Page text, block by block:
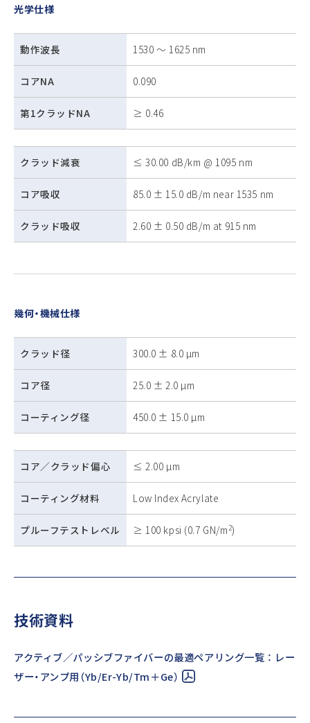
光学仕様
動作波長 1530 ～ 1625 nm
コアNA 0.090
第1クラッドNA ≥ 0.46
クラッド減衰 ≤ 30.00 dB/km @ 1095 nm
コア吸収 85.0 ± 15.0 dB/m near 1535 nm
クラッド吸収 2.60 ± 0.50 dB/m at 915 nm
幾何・機械仕様
クラッド径 300.0 ± 8.0 µm
コア径 25.0 ± 2.0 µm
コーティング径 450.0 ± 15.0 µm
コア／クラッド偏心 ≤ 2.00 µm
コーティング材料 Low Index Acrylate
プルーフテストレベル ≥ 100 kpsi (0.7 GN/m 2)
技術資料
アクティブ／パッシブファイバーの最適ペアリング一覧 ： レー
ザー・アンプ用（Yb/Er-Yb/Tm＋Ge）